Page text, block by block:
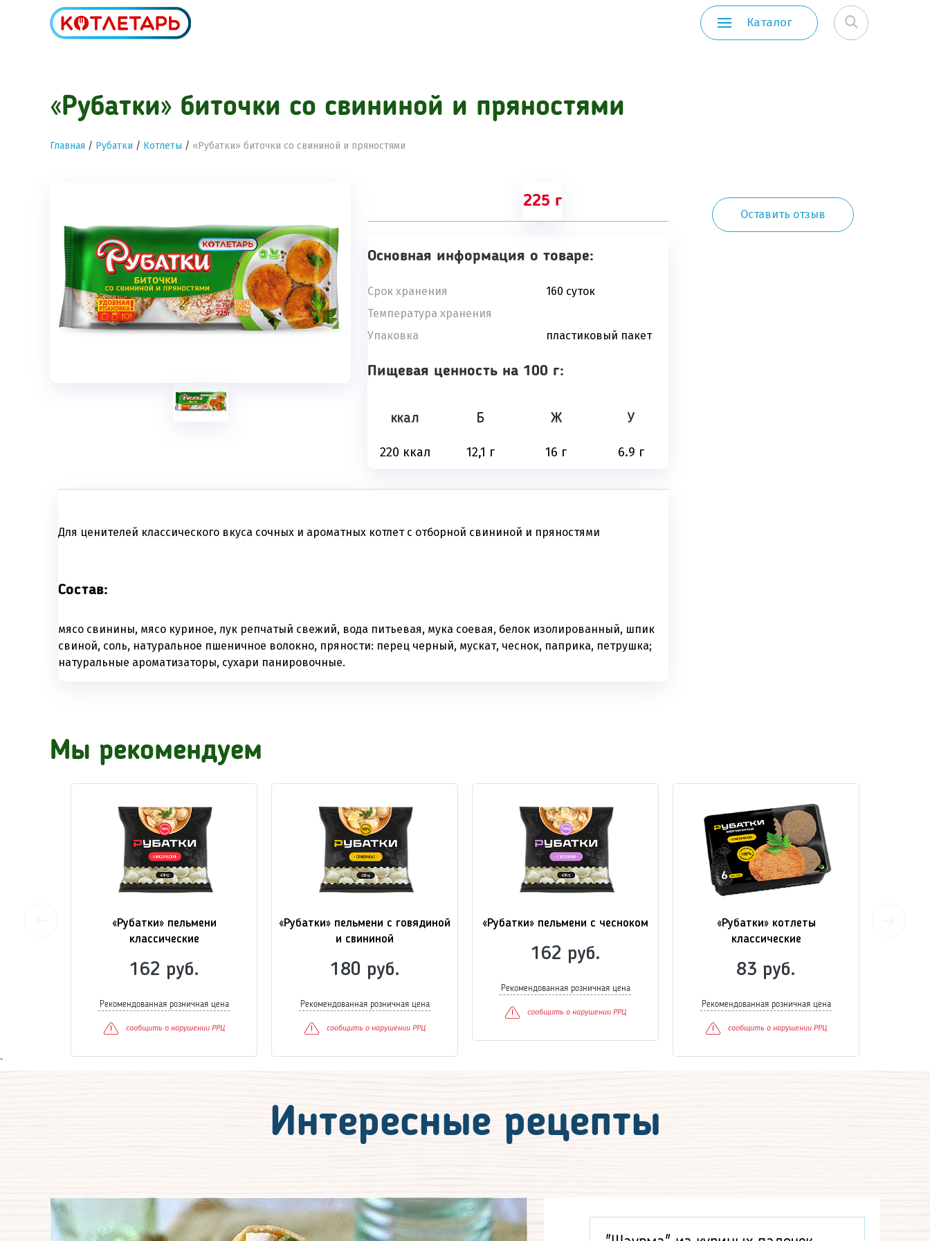
Каталог
«Рубатки» биточки со свининой и пряностями
Главная / Рубатки / Котлеты / «Рубатки» биточки со свининой и пряностями
225 г
Основная информация о товаре:
Срок хранения
160 суток
Температура хранения
Упаковка
пластиковый пакет
Пищевая ценность на 100 г:
ккал Б Ж У
220 ккал 12,1 г 16 г 6.9 г
Для ценителей классического вкуса сочных и ароматных котлет с отборной свининой и пряностями
Состав:
мясо свинины, мясо куриное, лук репчатый свежий, вода питьевая, мука соевая, белок изолированный, шпик
свиной, соль, натуральное пшеничное волокно, пряности: перец черный, мускат, чеснок, паприка, петрушка;
натуральные ароматизаторы, сухари панировочные.
Оставить отзыв
Мы рекомендуем
«Рубатки» пельмени
классические
162 руб.
Рекомендованная розничная цена
сообщить о нарушении РРЦ
«Рубатки» пельмени с говядиной
и свининой
180 руб.
Рекомендованная розничная цена
сообщить о нарушении РРЦ
«Рубатки» пельмени с чесноком
162 руб.
Рекомендованная розничная цена
сообщить о нарушении РРЦ
«Рубатки» котлеты
классические
83 руб.
Рекомендованная розничная цена
сообщить о нарушении РРЦ
`
Интересные рецепты